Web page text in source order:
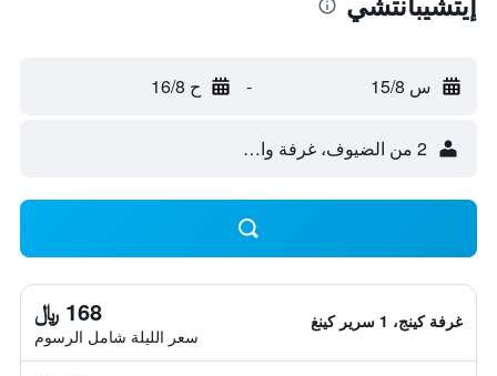
س 15/8 - ح 16/8
2 من الضيوف، غرفة واحدة
غرفة كينج، 1 سرير كينغ 168 ﷼
سعر الليلة شامل الرسوم